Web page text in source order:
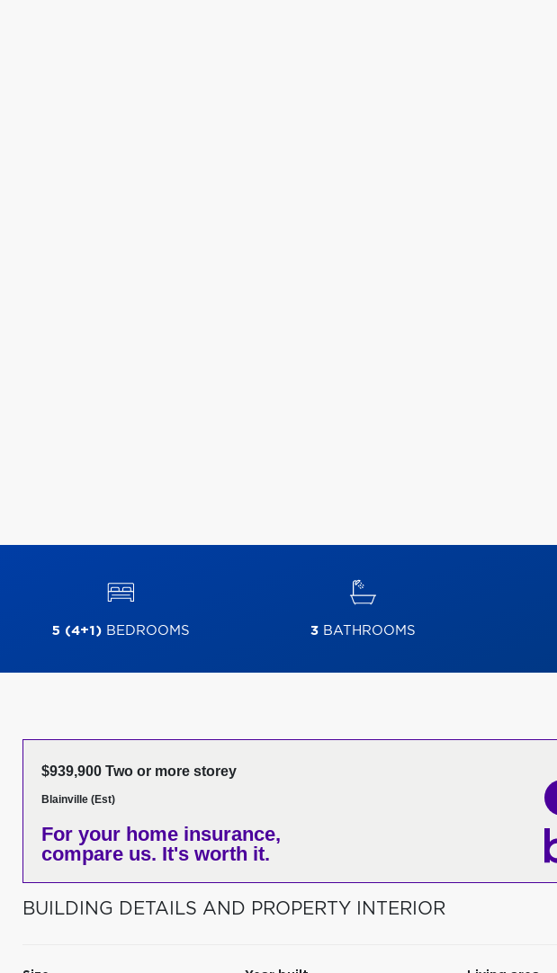
5 (4+1)BEDROOMS 3BATHROOMS
$939,900 Two or more storey
Blainville (Est)
For your home insurance,
compare us. It's worth it.
BUILDING DETAILS AND PROPERTY INTERIOR